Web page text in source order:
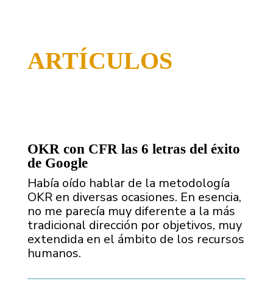
ARTÍCULOS
OKR con CFR las 6 letras del éxito
de Google
Había oído hablar de la metodología
OKR en diversas ocasiones. En esencia,
no me parecía muy diferente a la más
tradicional dirección por objetivos, muy
extendida en el ámbito de los recursos
humanos.